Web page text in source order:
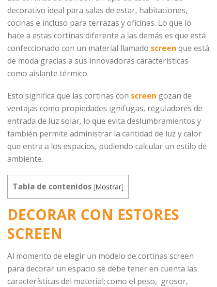
decorativo ideal para salas de estar, habitaciones,
cocinas e incluso para terrazas y oficinas. Lo que lo
hace a estas cortinas diferente a las demás es que está
confeccionado con un material llamado screen que está
de moda gracias a sus innovadoras características
como aislante térmico.
Esto significa que las cortinas con screen gozan de
ventajas como propiedades ignifugas, reguladores de
entrada de luz solar, lo que evita deslumbramientos y
también permite administrar la cantidad de luz y calor
que entra a los espacios, pudiendo calcular un estilo de
ambiente.
Tabla de contenidos [Mostrar]
DECORAR CON ESTORES
SCREEN
Al momento de elegir un modelo de cortinas screen
para decorar un espacio se debe tener en cuenta las
características del material; como el peso, grosor,